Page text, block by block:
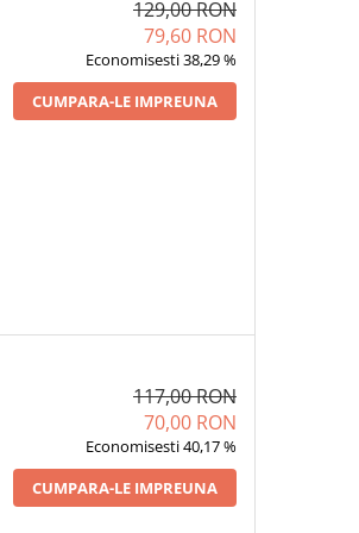
129,00 RON
79,60 RON
Economisesti 38,29 %
CUMPARA-LE IMPREUNA
117,00 RON
70,00 RON
Economisesti 40,17 %
CUMPARA-LE IMPREUNA